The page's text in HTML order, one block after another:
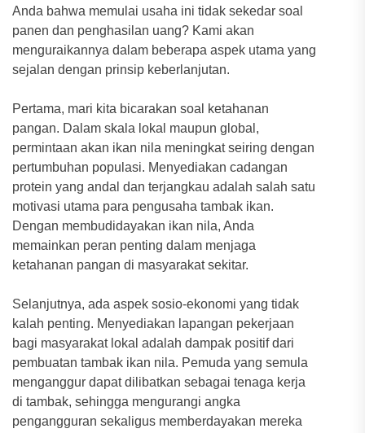
Anda bahwa memulai usaha ini tidak sekedar soal
panen dan penghasilan uang? Kami akan
menguraikannya dalam beberapa aspek utama yang
sejalan dengan prinsip keberlanjutan.
Pertama, mari kita bicarakan soal ketahanan
pangan. Dalam skala lokal maupun global,
permintaan akan ikan nila meningkat seiring dengan
pertumbuhan populasi. Menyediakan cadangan
protein yang andal dan terjangkau adalah salah satu
motivasi utama para pengusaha tambak ikan.
Dengan membudidayakan ikan nila, Anda
memainkan peran penting dalam menjaga
ketahanan pangan di masyarakat sekitar.
Selanjutnya, ada aspek sosio-ekonomi yang tidak
kalah penting. Menyediakan lapangan pekerjaan
bagi masyarakat lokal adalah dampak positif dari
pembuatan tambak ikan nila. Pemuda yang semula
menganggur dapat dilibatkan sebagai tenaga kerja
di tambak, sehingga mengurangi angka
pengangguran sekaligus memberdayakan mereka